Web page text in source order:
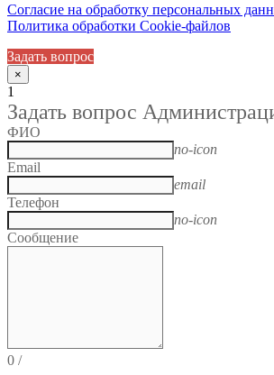
Согласие на обработку персональных
Политика обработки Cookie-файлов
Задать вопрос
×
1
Задать вопрос
ФИО
no-icon
Email
email
Телефон
no-icon
Сообщение
0 /